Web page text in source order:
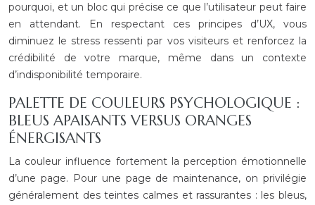
pourquoi, et un bloc qui précise ce que l’utilisateur peut faire
en attendant. En respectant ces principes d’UX, vous
diminuez le stress ressenti par vos visiteurs et renforcez la
crédibilité de votre marque, même dans un contexte
d’indisponibilité temporaire.
PALETTE DE COULEURS PSYCHOLOGIQUE :
BLEUS APAISANTS VERSUS ORANGES
ÉNERGISANTS
La couleur influence fortement la perception émotionnelle
d’une page. Pour une page de maintenance, on privilégie
généralement des teintes calmes et rassurantes : les bleus,